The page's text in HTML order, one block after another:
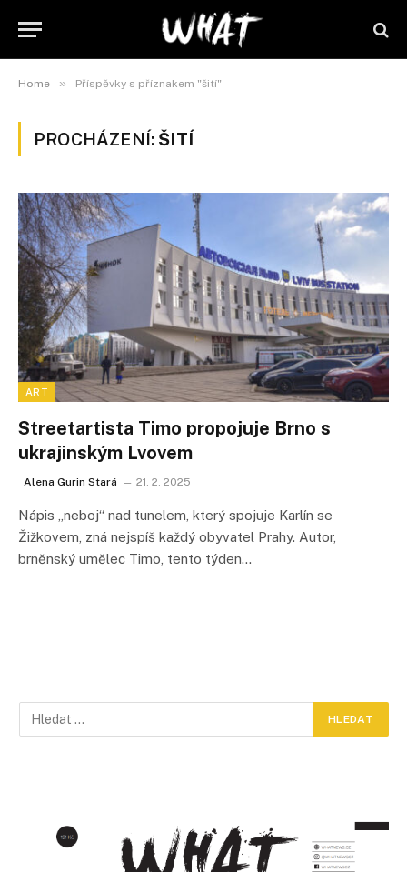
Home » Příspěvky s příznakem "šití"
PROCHÁZENÍ: ŠITÍ
ART
Streetartista Timo propojuje Brno s
ukrajinským Lvovem
Alena Gurin Stará 21. 2. 2025
Nápis „neboj“ nad tunelem, který spojuje Karlín se
Žižkovem, zná nejspíš každý obyvatel Prahy. Autor,
brněnský umělec Timo, tento týden…